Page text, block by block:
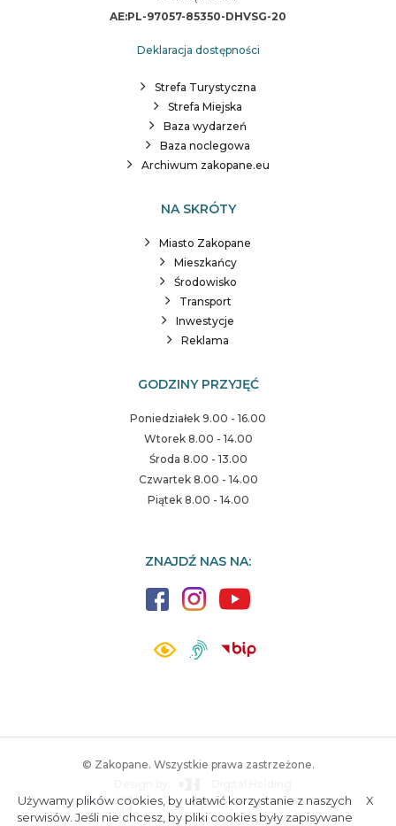
AE:PL-97057-85350-DHVSG-20
Deklaracja dostępności
Strefa Turystyczna
Strefa Miejska
Baza wydarzeń
Baza noclegowa
Archiwum zakopane.eu
NA SKRÓTY
Miasto Zakopane
Mieszkańcy
Środowisko
Transport
Inwestycje
Reklama
GODZINY PRZYJĘĆ
Poniedziałek 9.00 - 16.00
Wtorek 8.00 - 14.00
Środa 8.00 - 13.00
Czwartek 8.00 - 14.00
Piątek 8.00 - 14.00
ZNAJDŹ NAS NA:
© Zakopane. Wszystkie prawa zastrzeżone.
Wykonanie:
ESC SA - Aplikacje i strony internetowe
Używamy plików cookies, by ułatwić korzystanie z naszych
serwisów. Jeśli nie chcesz, by pliki cookies były zapisywane
X